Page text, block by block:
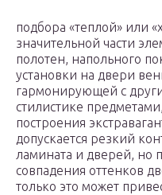
подбора «теплой» или
значительной части
полотен, напольного
установки на двери
гармонирующей с
стилистике
построения
допускается резкий
ламината и дверей, но
совпадения оттенков
только это может